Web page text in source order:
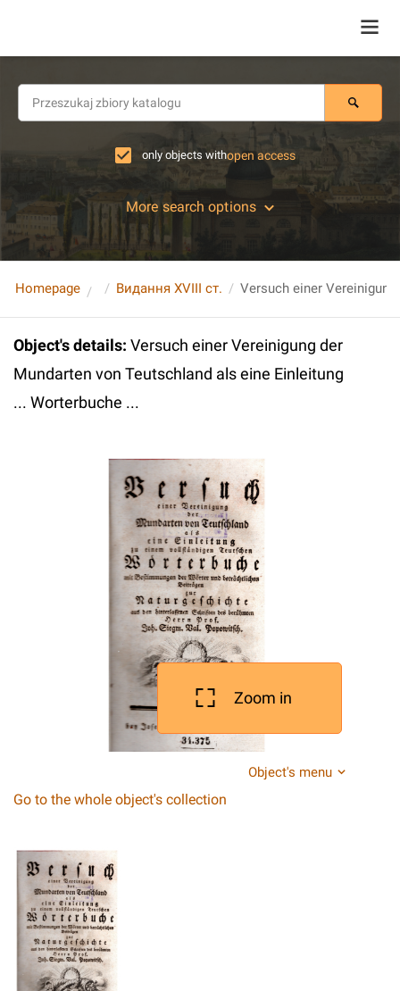
only objects withopen access
More search options
Homepage Видання XVIII ст.
Object's details: Versuch einer Vereinigung der
Mundarten von Teutschland als eine Einleitung
... Worterbuche ...
Zoom in
Object's menu
Go to the whole object's collection